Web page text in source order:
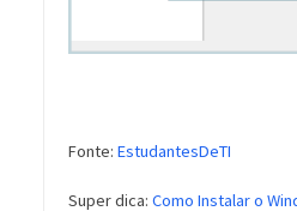
Fonte: EstudantesDeTI
Super dica: Como Instalar o